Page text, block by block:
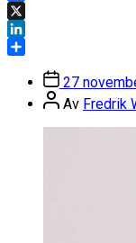
Facebook
X
LinkedIn
Inläggsdatum
27
Av Fredrik